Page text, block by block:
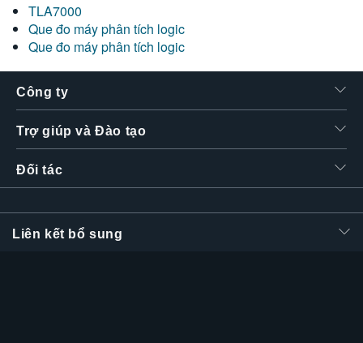
TLA7000
Que đo máy phân tích logic
Que đo máy phân tích logic
Công ty
Trợ giúp và Đào tạo
Đối tác
Liên kết bổ sung